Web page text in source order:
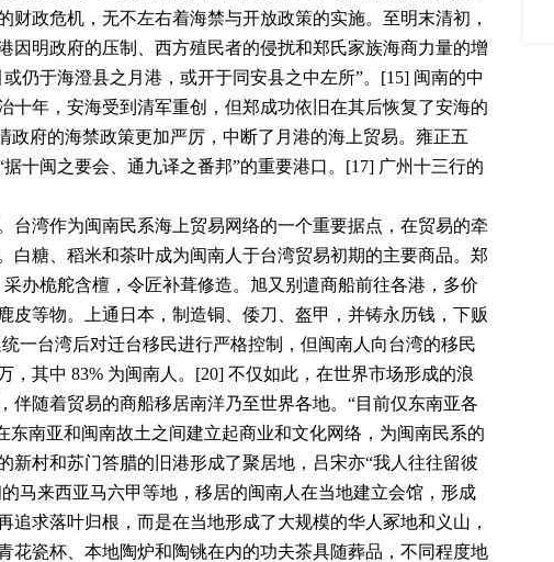
政危机，无不左右着海禁与开放政策的实施。至明末清初，
因明政府的压制、西方殖民者的侵扰和郑氏家族海商力量的增
仍于海澄县之月港，或开于同安县之中左所”。[15] 闽南的中
十年，安海受到清军重创，但郑成功依旧在其后恢复了安海的
政府的海禁政策更加严厉，中断了月港的海上贸易。雍正五
十闽之要会、通九译之番邦”的重要港口。[17] 广州十三行的
台湾作为闽南民系海上贸易网络的一个重要据点，在贸易的牵
白糖、稻米和茶叶成为闽南人于台湾贸易初期的主要商品。郑
办桅舵含檀，令匠补葺修造。旭又别遣商船前往各港，多价
皮等物。上通日本，制造铜、倭刀、盔甲，并铸永历钱，下贩
一台湾后对迁台移民进行严格控制，但闽南人向台湾的移民
其中 83% 为闽南人。[20] 不仅如此，在世界市场形成的浪
伴随着贸易的商船移居南洋乃至世界各地。“目前仅东南亚各
东南亚和闽南故土之间建立起商业和文化网络，为闽南民系的
新村和苏门答腊的旧港形成了聚居地，吕宋亦“我人往往留彼
马来西亚马六甲等地，移居的闽南人在当地建立会馆，形成
求落叶归根，而是在当地形成了大规模的华人冢地和义山，
花瓷杯、本地陶炉和陶铫在内的功夫茶具随葬品，不同程度地